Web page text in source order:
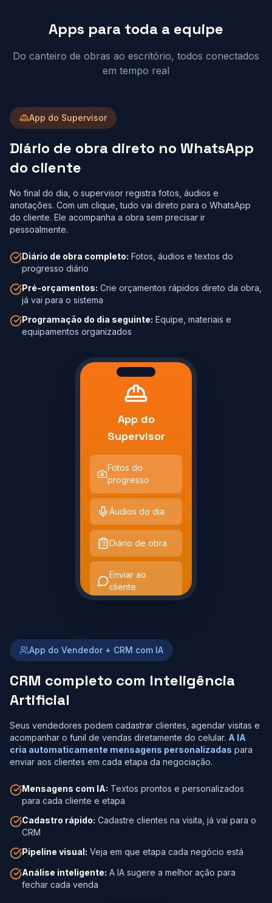
Apps para toda a equipe
Do canteiro de obras ao escritório, todos conectados
em tempo real
App do
Supervisor
Fotos do
progresso
Áudios do dia
Diário de obra
Enviar ao
cliente
pessoas
Verificados ✓
App do Supervisor
Diário de obra direto no WhatsApp
do cliente
No final do dia, o supervisor registra fotos, áudios e
anotações. Com um clique, tudo vai direto para o WhatsApp
do cliente. Ele acompanha a obra sem precisar ir
pessoalmente.
Diário de obra completo: Fotos, áudios e textos do
progresso diário
Pré-orçamentos: Crie orçamentos rápidos direto da obra,
já vai para o sistema
Programação do dia seguinte: Equipe, materiais e
equipamentos organizados
App do Vendedor + CRM com IA
CRM completo com Inteligência
Artificial
Seus vendedores podem cadastrar clientes, agendar visitas e
acompanhar o funil de vendas diretamente do celular. A IA
cria automaticamente mensagens personalizadas para
enviar aos clientes em cada etapa da negociação.
Mensagens com IA: Textos prontos e personalizados
para cada cliente e etapa
Cadastro rápido: Cadastre clientes na visita, já vai para o
CRM
Pipeline visual: Veja em que etapa cada negócio está
Análise inteligente: A IA sugere a melhor ação para
fechar cada venda